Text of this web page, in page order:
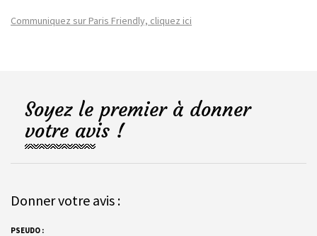
Communiquez sur Paris Friendly, cliquez ici
Soyez le premier à donner
votre avis !
Donner votre avis :
PSEUDO :